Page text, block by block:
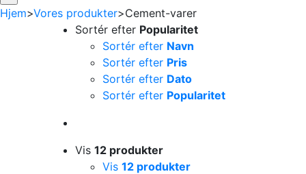
Hjem>Vores produkter>Cement-varer
Sortér efter Popularitet
Sortér efter Navn
Sortér efter Pris
Sortér efter Dato
Sortér efter Popularitet
Vis 12 produkter
Vis 12 produkter